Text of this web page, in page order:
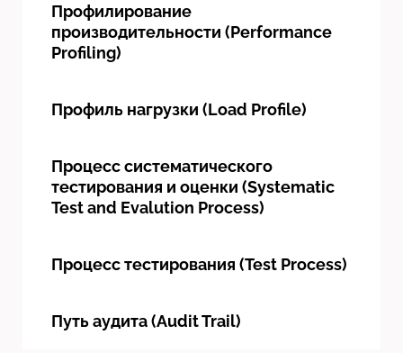
Профилирование
производительности (Performance
Profiling)
Профиль нагрузки (Load Profile)
Процесс систематического
тестирования и оценки (Systematic
Test and Evalution Process)
Процесс тестирования (Test Process)
Путь аудита (Audit Trail)